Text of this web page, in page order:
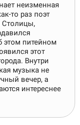
неизменная
то раз поэт
Столицы,
этом питейном
этот
Внутри
музыка не
вечер, а
интереснее